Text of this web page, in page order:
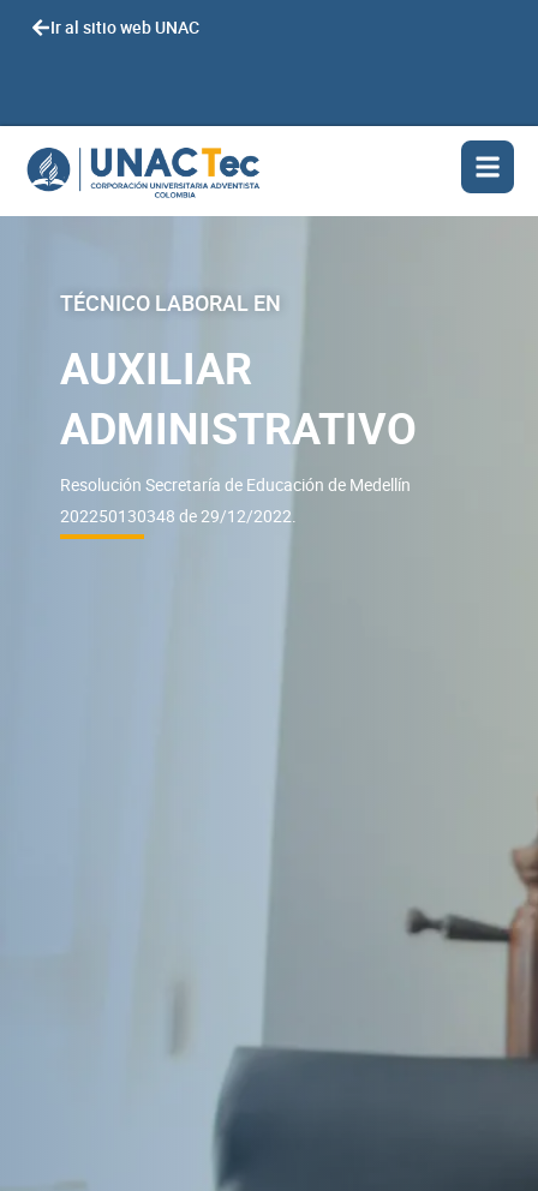
Ir al sitio web UNAC
TÉCNICO LABORAL EN
AUXILIAR
ADMINISTRATIVO
Resolución Secretaría de Educación de Medellín
202250130348 de 29/12/2022.